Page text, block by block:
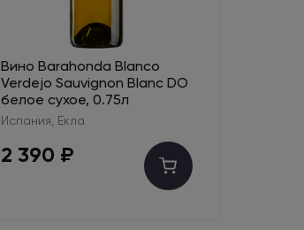
Вино Barahonda Blanco
Verdejo Sauvignon Blanc DO
белое сухое, 0.75л
Испания, Екла
2 390 ₽